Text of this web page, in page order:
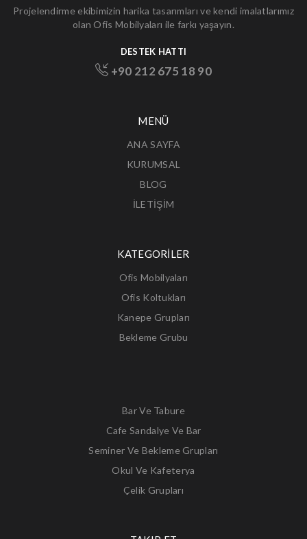
Projelendirme ekibimizin harika tasarımları ve kendi imalatlarımız
olan Ofis Mobilyaları ile farkı yaşayın.
DESTEK HATTI
+90 212 675 18 90
MENÜ
ANA SAYFA
KURUMSAL
BLOG
İLETİŞİM
KATEGORİLER
Ofis Mobilyaları
Ofis Koltukları
Kanepe Grupları
Bekleme Grubu
Bar Ve Tabure
Cafe Sandalye Ve Bar
Seminer Ve Bekleme Grupları
Okul Ve Kafeterya
Çelik Grupları